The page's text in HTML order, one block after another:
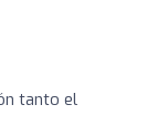
tanto el